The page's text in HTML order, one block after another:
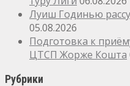
Луиш Годинью
05.08.2026
Подготовка к
ЦТСП Жорже Кошта
Рубрики